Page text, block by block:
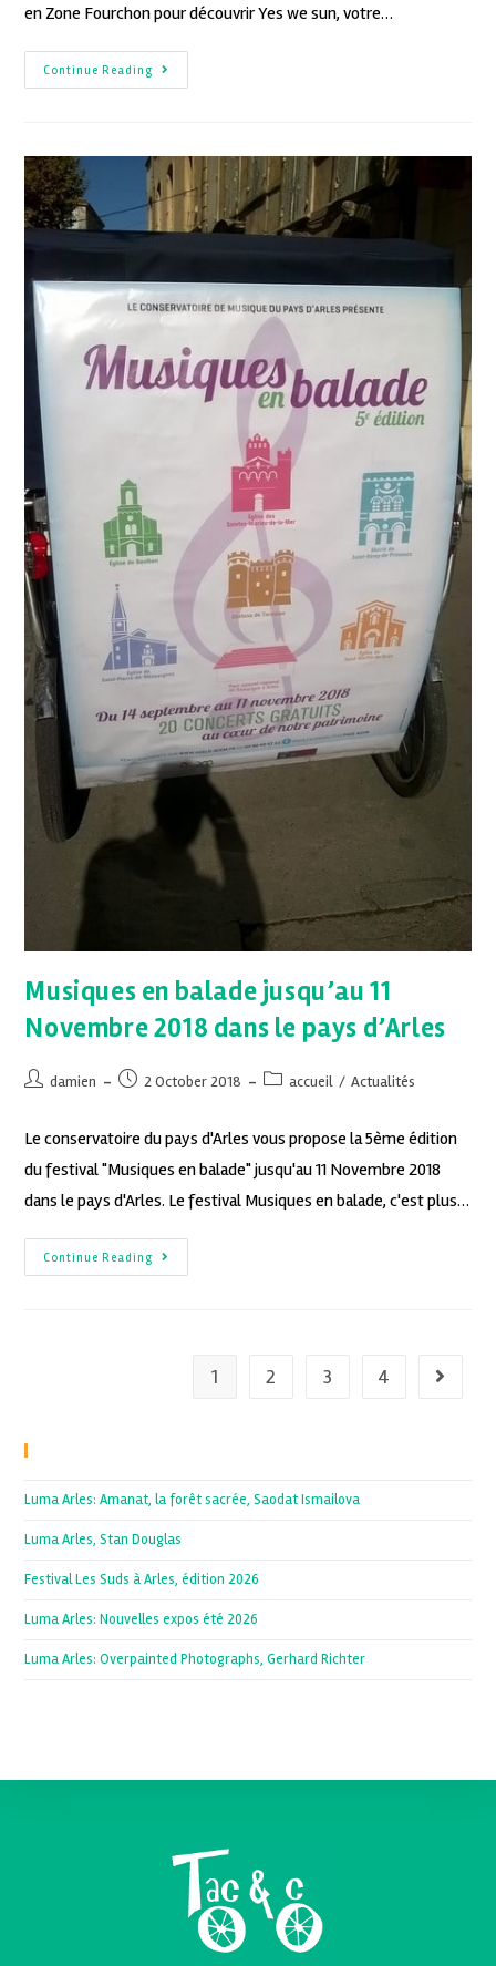
en Zone Fourchon pour découvrir Yes we sun, votre…
Continue Reading
Musiques en balade jusqu’au 11
Novembre 2018 dans le pays d’Arles
damien 2 October 2018 accueil / Actualités
Le conservatoire du pays d'Arles vous propose la 5ème édition
du festival "Musiques en balade" jusqu'au 11 Novembre 2018
dans le pays d'Arles. Le festival Musiques en balade, c'est plus…
Continue Reading
1 2 3 4
Luma Arles: Amanat, la forêt sacrée, Saodat Ismailova
Luma Arles, Stan Douglas
Festival Les Suds à Arles, édition 2026
Luma Arles: Nouvelles expos été 2026
Luma Arles: Overpainted Photographs, Gerhard Richter